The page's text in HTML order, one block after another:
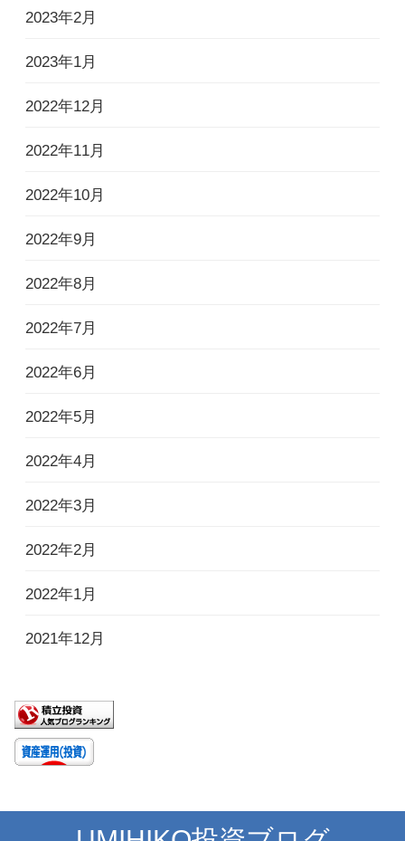
2023年2月
2023年1月
2022年12月
2022年11月
2022年10月
2022年9月
2022年8月
2022年7月
2022年6月
2022年5月
2022年4月
2022年3月
2022年2月
2022年1月
2021年12月